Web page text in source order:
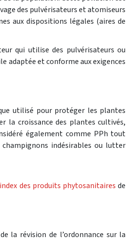
des pulvérisateurs et atomiseurs
aux dispositions légales (aires de
qui utilise des pulvérisateurs ou
adaptée et conforme aux exigences
utilisé pour protéger les plantes
la croissance des plantes cultivés,
également comme PPh tout
indésirables ou lutter
des produits phytosanitaires de
la révision de l’ordonnance sur la